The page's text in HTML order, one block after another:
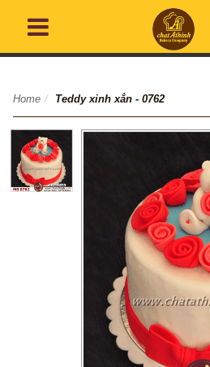
Home / Teddy xinh xắn - 0762